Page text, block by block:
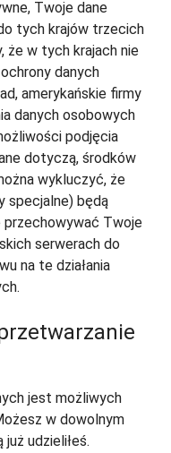
Twoje dane
tych krajów trzecich
że w tych krajach nie
danych
amerykańskie firmy
danych osobowych
podjęcia
dotyczą, środków
wykluczyć, że
specjalne) będą
przechowywać Twoje
serwerach do
na te działania
jest możliwych
w dowolnym
udzieliłeś.